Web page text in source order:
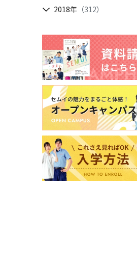
2018年 （312）